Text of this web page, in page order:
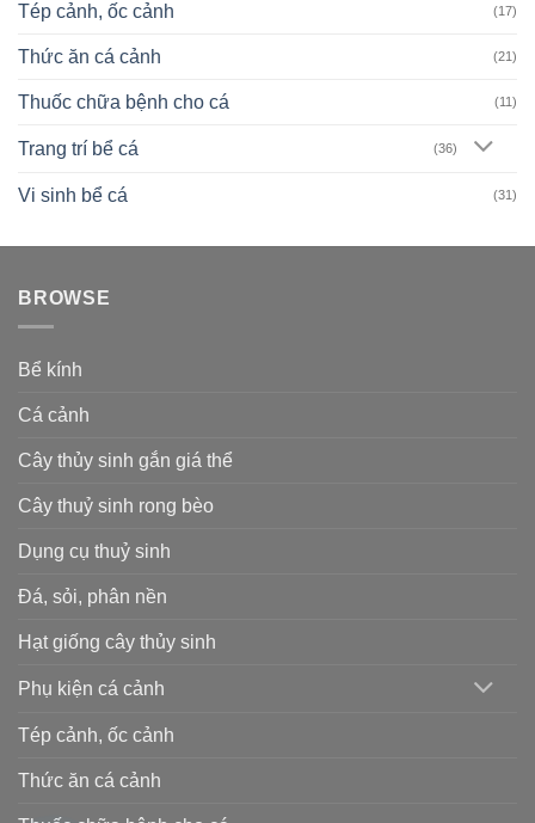
Tép cảnh, ốc cảnh (17)
Thức ăn cá cảnh (21)
Thuốc chữa bệnh cho cá (11)
Trang trí bể cá (36)
Vi sinh bể cá (31)
BROWSE
Bể kính
Cá cảnh
Cây thủy sinh gắn giá thể
Cây thuỷ sinh rong bèo
Dụng cụ thuỷ sinh
Đá, sỏi, phân nền
Hạt giống cây thủy sinh
Phụ kiện cá cảnh
Tép cảnh, ốc cảnh
Thức ăn cá cảnh